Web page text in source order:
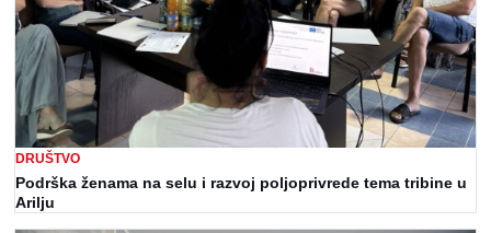
DRUŠTVO
Podrška ženama na selu i razvoj poljoprivrede tema tribine u
Arilju